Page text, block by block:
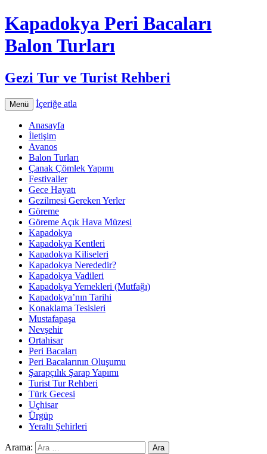
Kapadokya Peri Bacaları
Balon Turları
Gezi Tur ve Turist Rehberi
Menü İçeriğe atla
Anasayfa
İletişim
Avanos
Balon Turları
Çanak Çömlek Yapımı
Festivaller
Gece Hayatı
Gezilmesi Gereken Yerler
Göreme
Göreme Açık Hava Müzesi
Kapadokya
Kapadokya Kentleri
Kapadokya Kiliseleri
Kapadokya Nerededir?
Kapadokya Vadileri
Kapadokya Yemekleri (Mutfağı)
Kapadokya’nın Tarihi
Konaklama Tesisleri
Mustafapaşa
Nevşehir
Ortahisar
Peri Bacaları
Peri Bacalarının Oluşumu
Şarapçılık Şarap Yapımı
Turist Tur Rehberi
Türk Gecesi
Uçhisar
Ürgüp
Yeraltı Şehirleri
Arama: